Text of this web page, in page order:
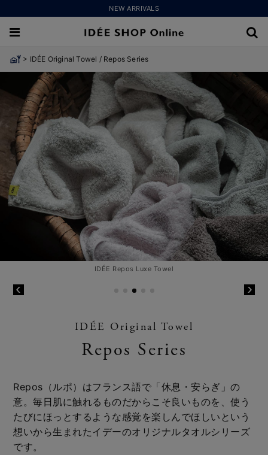
NEW ARRIVALS
> IDÉE Original Towel / Repos Series
IDÉE Repos Luxe Towel
IDÉE Original Towel
Repos Series
Repos（ルポ）はフランス語で「休息・安らぎ」の
意。毎日肌に触れるものだからこそ良いものを、使う
たびにほっとするような感覚を楽しんでほしいという
想いから生まれたイデーのオリジナルタオルシリーズ
です。